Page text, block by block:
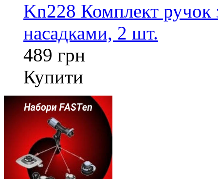
Kn228 Комплект ручок
насадками, 2 шт.
489 грн
Купити